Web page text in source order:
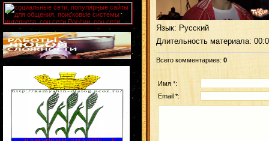
Язык: Русский
Длительность материала:
Всего комментариев: 0
Имя *:
Email *: